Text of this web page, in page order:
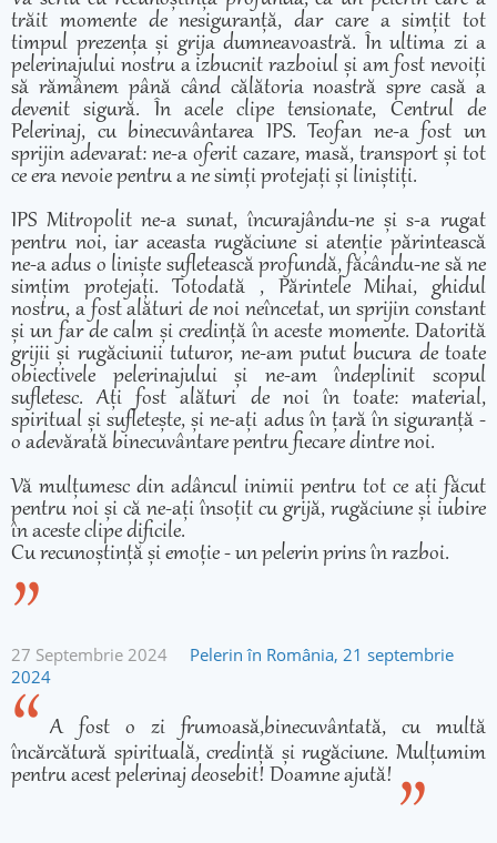
trăit momente de nesiguranță, dar care a simțit tot
timpul prezența și grija dumneavoastră. În ultima zi a
pelerinajului nostru a izbucnit razboiul și am fost nevoiți
să rămânem până când călătoria noastră spre casă a
devenit sigură. În acele clipe tensionate, Centrul de
Pelerinaj, cu binecuvântarea IPS. Teofan ne-a fost un
sprijin adevarat: ne-a oferit cazare, masă, transport și tot
ce era nevoie pentru a ne simți protejați și liniștiți.
IPS Mitropolit ne-a sunat, încurajându-ne și s-a rugat
pentru noi, iar aceasta rugăciune si atenție părintească
ne-a adus o liniște sufletească profundă, făcându-ne să ne
simțim protejați. Totodată , Părintele Mihai, ghidul
nostru, a fost alături de noi neîncetat, un sprijin constant
și un far de calm și credință în aceste momente. Datorită
grijii și rugăciunii tuturor, ne-am putut bucura de toate
obiectivele pelerinajului și ne-am îndeplinit scopul
sufletesc. Ați fost alături de noi în toate: material,
spiritual și sufletește, și ne-ați adus în țară în siguranță -
o adevărată binecuvântare pentru fiecare dintre noi.
Vă mulțumesc din adâncul inimii pentru tot ce ați făcut
pentru noi și că ne-ați însoțit cu grijă, rugăciune și iubire
în aceste clipe dificile.
Cu recunoștință și emoție - un pelerin prins în razboi.
27 Septembrie 2024
Pelerin în România, 21 septembrie
2024
A fost o zi frumoasă,binecuvântată, cu multă
încărcătură spirituală, credință și rugăciune. Mulțumim
pentru acest pelerinaj deosebit! Doamne ajută!